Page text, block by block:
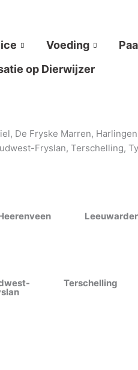
Voeding
op Dierwijzer
De Fryske Marren,
Fryslan, Terschelling,
Terschelling